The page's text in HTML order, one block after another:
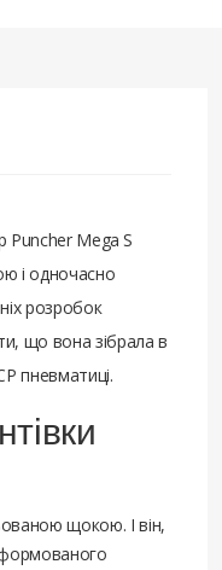
Puncher Mega S
і одночасно
розробок
що вона зібрала в
пневматиці.
щокою. І він,